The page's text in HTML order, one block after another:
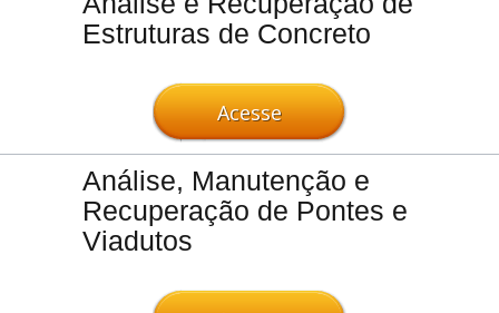
Estruturas de Concreto
Acesse
Análise, Manutenção e
Recuperação de Pontes e
Viadutos